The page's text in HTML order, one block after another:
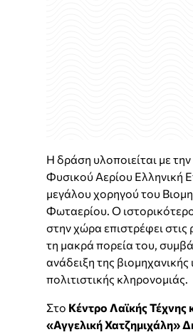
Η δράση υλοποιείται με
Φυσικού Αερίου Ελληνική
μεγάλου χορηγού του
Φωταερίου. Ο
στην χώρα επιστρέφει στις
τη μακρά πορεία του,
ανάδειξη της βιομηχανικής
πολιτιστικής κληρονομιάς.
Στο Κέντρο Λαϊκής Τέχνης
«Αγγελική Χατζημιχάλη»